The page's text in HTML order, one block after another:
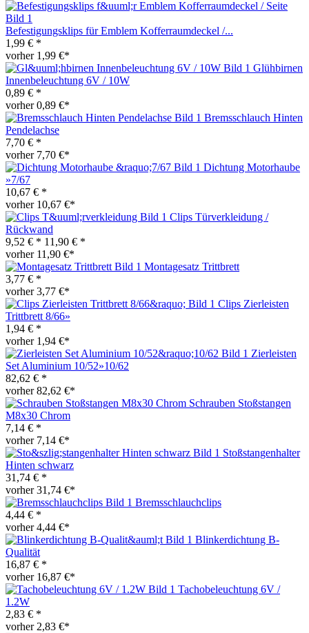
Befestigungsklips für Emblem Kofferraumdeckel /...
1,99 € *
vorher 1,99 €*
Glühbirnen
Innenbeleuchtung 6V / 10W
0,89 € *
vorher 0,89 €*
Bremsschlauch Hinten
Pendelachse
7,70 € *
vorher 7,70 €*
Dichtung Motorhaube
»7/67
10,67 € *
vorher 10,67 €*
Clips Türverkleidung /
Rückwand
9,52 € * 11,90 € *
vorher 11,90 €*
Montagesatz Trittbrett
3,77 € *
vorher 3,77 €*
Clips Zierleisten
Trittbrett 8/66»
1,94 € *
vorher 1,94 €*
Zierleisten
Set Aluminium 10/52»10/62
82,62 € *
vorher 82,62 €*
Schrauben Stoßstangen
M8x30 Chrom
7,14 € *
vorher 7,14 €*
Stoßstangenhalter
Hinten schwarz
31,74 € *
vorher 31,74 €*
Bremsschlauchclips
4,44 € *
vorher 4,44 €*
Blinkerdichtung B-
Qualität
16,87 € *
vorher 16,87 €*
Tachobeleuchtung 6V /
1.2W
2,83 € *
vorher 2,83 €*